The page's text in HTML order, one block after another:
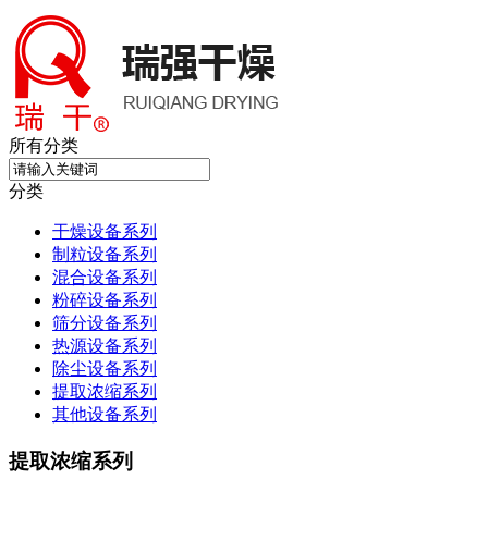
所有分类
分类
干燥设备系列
制粒设备系列
混合设备系列
粉碎设备系列
筛分设备系列
热源设备系列
除尘设备系列
提取浓缩系列
其他设备系列
提取浓缩系列